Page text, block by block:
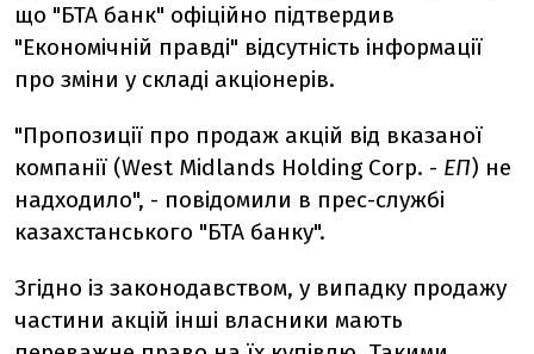
що "БТА банк" офіційно підтвердив
"Економічній правді" відсутність інформації
про зміни у складі акціонерів.
"Пропозиції про продаж акцій від вказаної
компанії (West Midlands Holding Corp. - ЕП) не
надходило", - повідомили в прес-службі
казахстанського "БТА банку".
Згідно із законодавством, у випадку продажу
частини акцій інші власники мають